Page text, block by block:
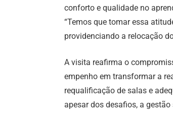
conforto e qualidade no
“Temos que tomar essa
providenciando a relocação
A visita reafirma o
empenho em transformar a
requalificação de salas e
apesar dos desafios, a